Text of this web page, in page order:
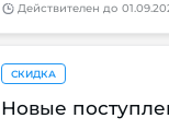
Действителен до
СКИДКА
Новые